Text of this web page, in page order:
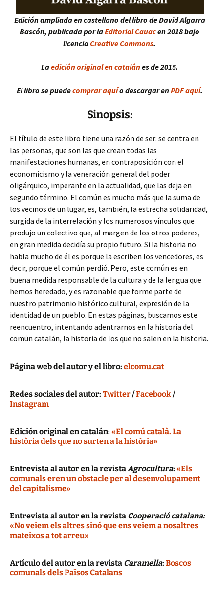
Edición ampliada en castellano del libro de David Algarra
Bascón, publicada por laEditorial Cauacen 2018 bajo
licencia Creative Commons.
Laedición original en catalánes de 2015.
El libro se puedecomprar aquío descargar enPDF aquí.
Sinopsis:
El título de este libro tiene una razón de ser: se centra en
las personas, que son las que crean todas las
manifestaciones humanas, en contraposición con el
economicismo y la veneración general del poder
oligárquico, imperante en la actualidad, que las deja en
segundo término. El común es mucho más que la suma de
los vecinos de un lugar, es, también, la estrecha solidaridad,
surgida de la interrelación y los numerosos vínculos que
produjo un colectivo que, al margen de los otros poderes,
en gran medida decidía su propio futuro. Si la historia no
habla mucho de él es porque la escriben los vencedores, es
decir, porque el común perdió. Pero, este común es en
buena medida responsable de la cultura y de la lengua que
hemos heredado, y es razonable que forme parte de
nuestro patrimonio histórico cultural, expresión de la
identidad de un pueblo. En estas páginas, buscamos este
reencuentro, intentando adentrarnos en la historia del
común catalán, la historia de los que no salen en la historia.
Página web del autor y el libro: elcomu.cat
Redes sociales del autor: Twitter/Facebook/
Instagram
Edición original en catalán: «El comú català. La
història dels que no surten a la història»
Entrevista al autor en la revistaAgrocultura: «Els
comunals eren un obstacle per al desenvolupament
del capitalisme»
Entrevista al autor en la revista Cooperació catalana:
«No veiem els altres sinó que ens veiem a nosaltres
mateixos a tot arreu»
Artículo del autor en la revista Caramella: Boscos
comunals dels Països Catalans